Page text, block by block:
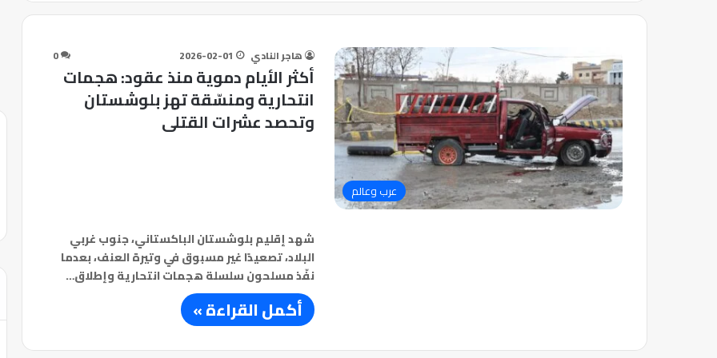
عرب وعالم
هاجر النادي 2026-02-01
0
أكثر الأيام دموية منذ عقود: هجمات
انتحارية ومنسّقة تهز بلوشستان
وتحصد عشرات القتلى
شهد إقليم بلوشستان الباكستاني، جنوب غربي
البلاد، تصعيدًا غير مسبوق في وتيرة العنف، بعدما
نفّذ مسلحون سلسلة هجمات انتحارية وإطلاق…
أكمل القراءة »